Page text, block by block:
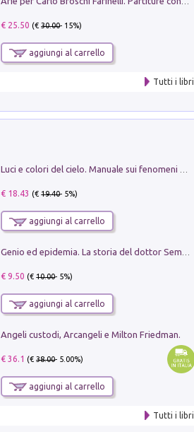
€ 25.50 (€30.00- 15%)
aggiungi al carrello
Tutti i libri
€ 18.43 (€19.40- 5%)
aggiungi al carrello
€ 9.50 (€10.00- 5%)
aggiungi al carrello
Angeli custodi, Arcangeli e Milton Friedman.
€ 36.1 (€38.00- 5.00%)
aggiungi al carrello
Tutti i libri